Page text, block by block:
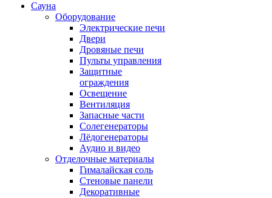
Сауна
Оборудование
Электрические печи
Двери
Дровяные печи
Пульты управления
Защитные
ограждения
Освещение
Вентиляция
Запасные части
Солегенераторы
Лёдогенераторы
Аудио и видео
Отделочные материалы
Гималайская соль
Стеновые панели
Декоративные